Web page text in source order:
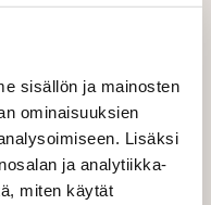
sisällön ja mainosten
ominaisuuksien
Lisäksi
ja analytiikka-
miten käytät